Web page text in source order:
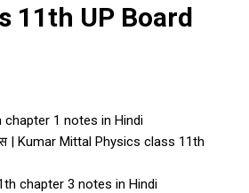
11th UP Board
chapter 1 notes in Hindi
| Kumar Mittal Physics class 11th
chapter 3 notes in Hindi